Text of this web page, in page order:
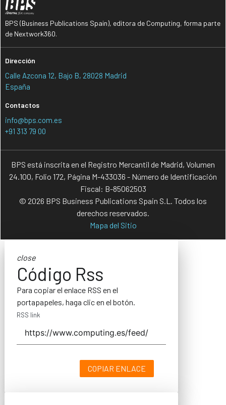
BPS (Business Publications Spain), editora de Computing, forma parte
de Nextwork360.
Dirección
Calle Azcona 12, Bajo B, 28028 Madrid
España
Contactos
info@bps.com.es
+91 313 79 00
BPS está inscrita en el Registro Mercantil de Madrid, Volumen
24.100, Folio 172, Página M-433036 - Número de Identificación
Fiscal: B-85062503
© 2026 BPS Business Publications Spain S.L. Todos los
derechos reservados.
Mapa del Sitio
close
Código Rss
Para copiar el enlace RSS en el
portapapeles, haga clic en el botón.
RSS link
COPIAR ENLACE